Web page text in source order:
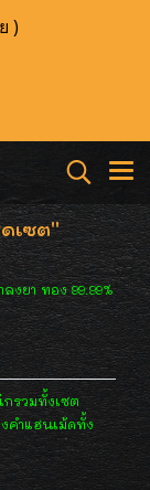
)
เซต"
ยา ทอง 99.99%
รวมทั้งเซต
คำแฮนเม้ดทั้ง